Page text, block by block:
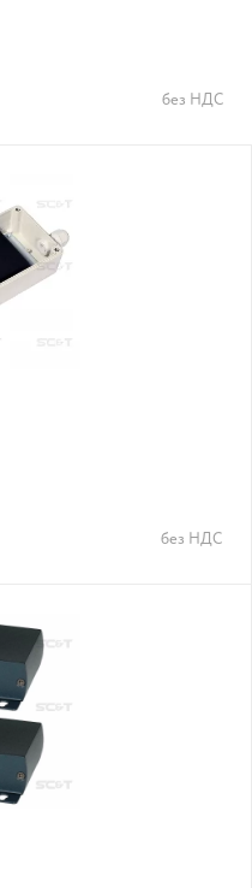
без НДС
без НДС